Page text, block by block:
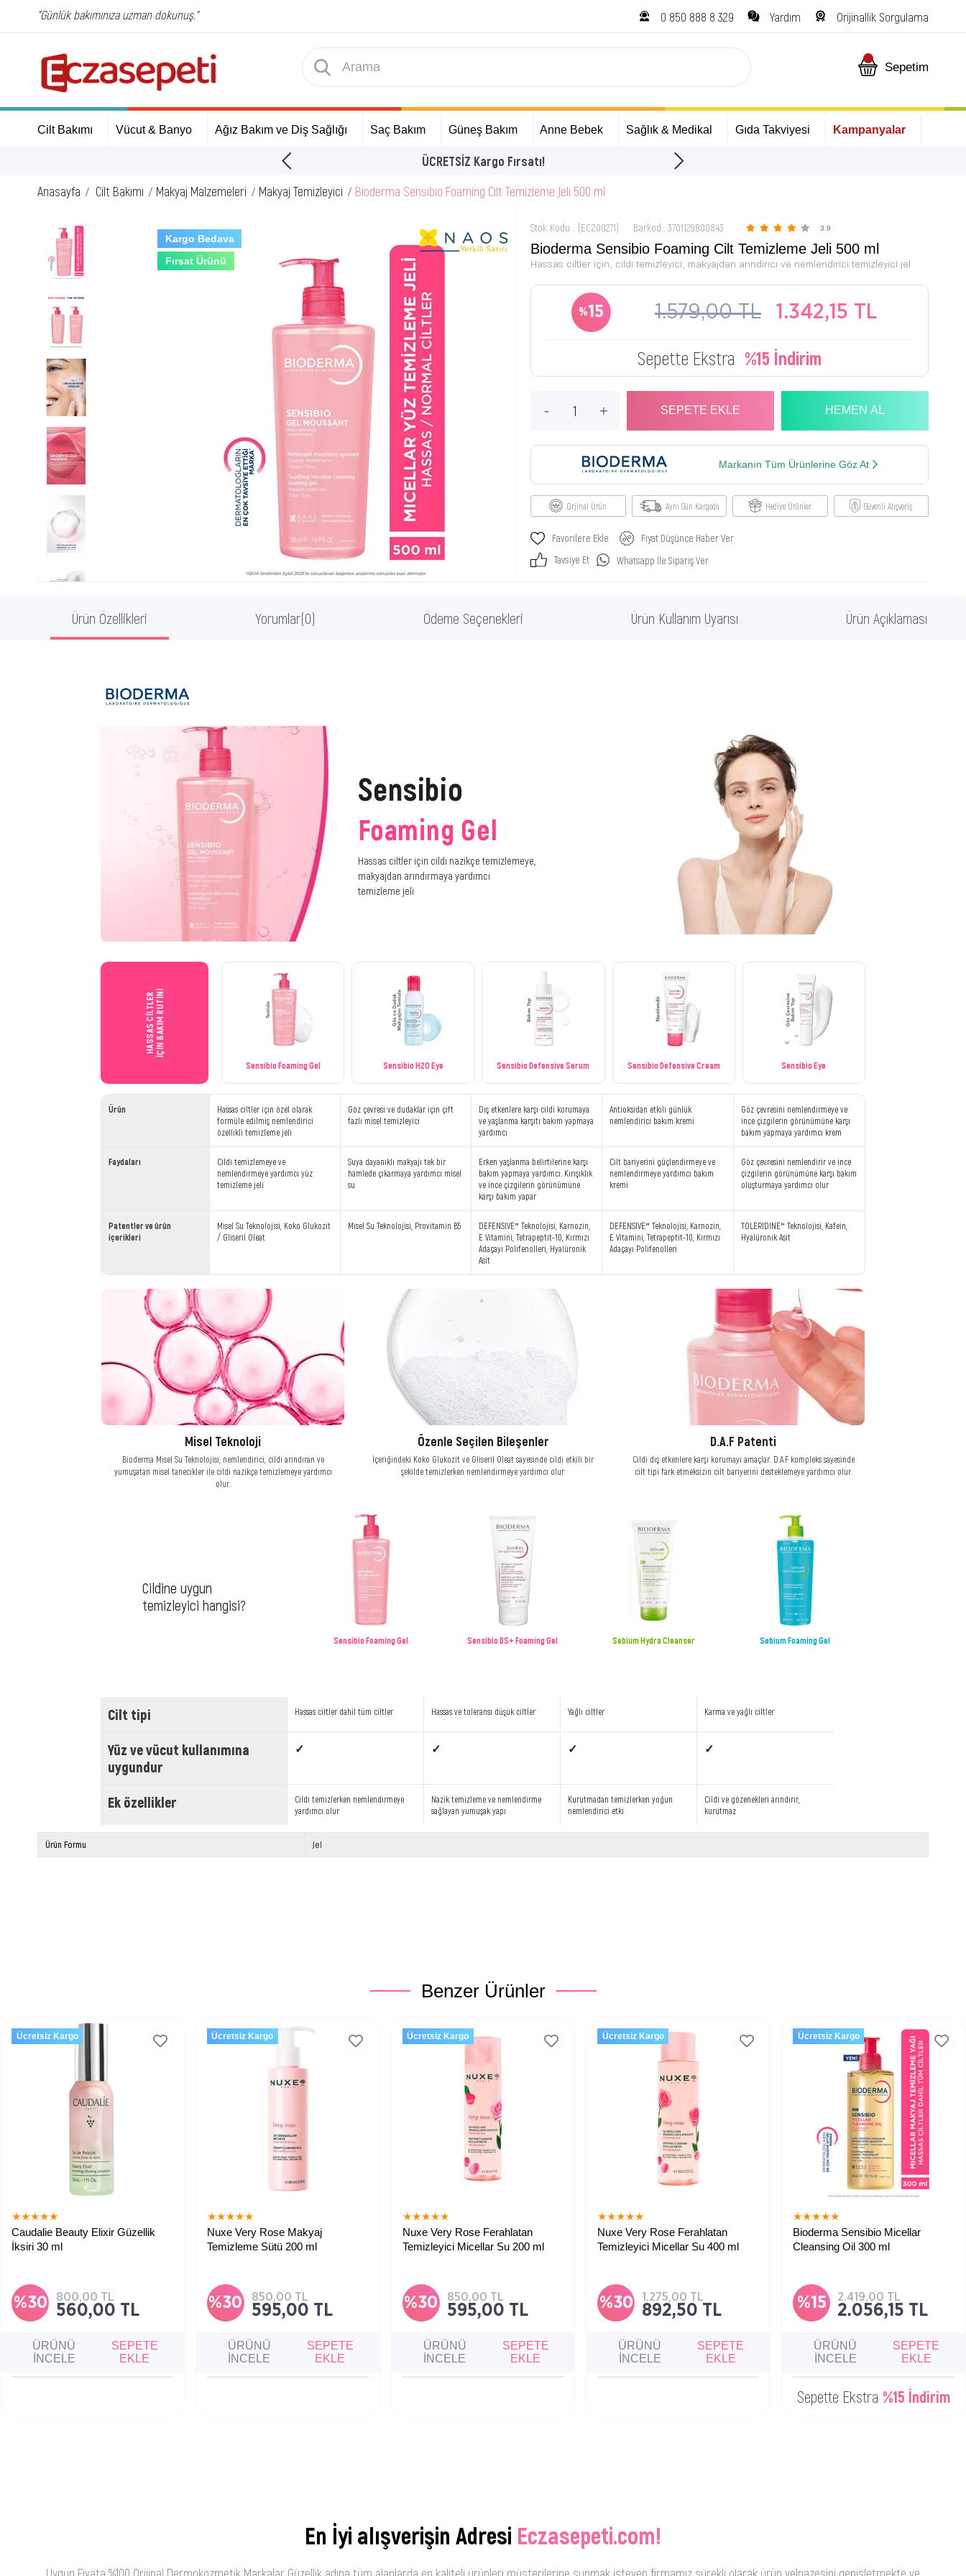
"Günlük bakımınıza uzman dokunuş." 0 850 888 8 329 Yardım Orijinallik Sorgulama
Sepetim
Cilt Bakımı Vücut & Banyo Ağız Bakım ve Diş Sağlığı Saç Bakım Güneş Bakım Anne Bebek Sağlık & Medikal Gıda Takviyesi Kampanyalar
İlk Alışverişinize Özel Hediyeler
Anasayfa
Cilt Bakımı Makyaj Malzemeleri Makyaj Temizleyici Bioderma Sensibio Foaming Cilt Temizleme Jeli 500 ml
Kargo Bedava
Fırsat Ürünü
Stok Kodu (ECZ00271) Barkod : 3701129800843 3.9
Bioderma Sensibio Foaming Cilt Temizleme Jeli 500 ml
Hassas ciltler için, cildi temizleyici, makyajdan arındırıcı ve nemlendirici temizleyici jel
15 1.579,00 TL 1.342,15 TL
Sepette Ekstra %15 İndirim
Markanın Tüm Ürünlerine Göz At
Orjinal Ürün Aynı Gün Kargoda Hediye Ürünler Güvenli Alışveriş
Favorilere Ekle
Fiyat Düşünce Haber Ver
Tavsiye Et
Whatsapp İle Sipariş Ver
Ürün Özellikleri Yorumlar(0) Ödeme Seçenekleri Ürün Kullanım Uyarısı Ürün Açıklaması
Sensibio
Foaming Gel
Hassas ciltler için cildi nazikçe temizlemeye,
makyajdan arındırmaya yardımcı
temizleme jeli
HASSAS CİLTLERİÇİN BAKIM RUTİNİ
Sensibio Foaming Gel Sensibio H2O Eye Sensibio Defensive Serum Sensibio Defensive Cream Sensibio Eye
Ürün
Hassas ciltler için özel olarak
formüle edilmiş nemlendirici
özellikli temizleme jeli
Göz çevresi ve dudaklar için çift
fazlı misel temizleyici
Dış etkenlere karşı cildi korumaya
ve yaşlanma karşıtı bakım yapmaya
yardımcı
Antioksidan etkili günlük
nemlendirici bakım kremi
Göz çevresini nemlendirmeye ve
ince çizgilerin görünümüne karşı
bakım yapmaya yardımcı krem
Faydaları
Cildi temizlemeye ve
nemlendirmeye yardımcı yüz
temizleme jeli
Suya dayanıklı makyajı tek bir
hamlede çıkarmaya yardımcı misel
su
Erken yaşlanma belirtilerine karşı
bakım yapmaya yardımcı. Kırışıklık
ve ince çizgilerin görünümüne
karşı bakım yapar
Cilt bariyerini güçlendirmeye ve
nemlendirmeye yardımcı bakım
kremi
Göz çevresini nemlendirir ve ince
çizgilerin görünümüne karşı bakım
oluşturmaya yardımcı olur
Patentler ve ürün
içerikleri
Misel Su Teknolojisi, Koko Glukozit
/ Gliseril Oleat
Misel Su Teknolojisi, Provitamin B5
DEFENSIVE™ Teknolojisi, Karnozin,
E Vitamini, Tetrapeptit-10, Kırmızı
Adaçayı Polifenolleri, Hyalüronik
Asit
DEFENSIVE™ Teknolojisi, Karnozin,
E Vitamini, Tetrapeptit-10, Kırmızı
Adaçayı Polifenolleri
TOLERIDINE™ Teknolojisi, Kafein,
Hyalüronik Asit
Misel Teknoloji
Bioderma Misel Su Teknolojisi; nemlendirici, cildi arındıran ve
yumuşatan misel tanecikler ile cildi nazikçe temizlemeye yardımcı
olur.
Özenle Seçilen Bileşenler
İçeriğindeki Koko Glukozit ve Gliseril Oleat sayesinde cildi etkili bir
şekilde temizlerken nemlendirmeye yardımcı olur.
D.A.F Patenti
Cildi dış etkenlere karşı korumayı amaçlar. D.A.F kompleks sayesinde
cilt tipi fark etmeksizin cilt bariyerini desteklemeye yardımcı olur.
Cildine uygun
temizleyici hangisi?
Sensibio Foaming Gel Sensibio DS+ Foaming Gel Sebium Hydra Cleanser Sebium Foaming Gel
Cilt tipi Hassas ciltler dahil tüm ciltler Hassas ve toleransı düşük ciltler Yağlı ciltler Karma ve yağlı ciltler
Yüz ve vücut kullanımına
uygundur
✓ ✓ ✓ ✓
Ek özellikler
Cildi temizlerken nemlendirmeye
yardımcı olur
Nazik temizleme ve nemlendirme
sağlayan yumuşak yapı
Kurutmadan temizlerken yoğun
nemlendirici etki
Cildi ve gözenekleri arındırır,
kurutmaz
Ürün Formu Jel
Benzer Ürünler
★★★★★
Caudalie Beauty Elixir Güzellik
İksiri 30 ml
%30 560,00 TL
800,00 TL
Ücretsiz Kargo
ÜRÜNÜ
İNCELE
SEPETE
EKLE
★★★★★
Nuxe Very Rose Makyaj
Temizleme Sütü 200 ml
%30 595,00 TL
850,00 TL
Ücretsiz Kargo
ÜRÜNÜ
İNCELE
SEPETE
EKLE
★★★★★
Nuxe Very Rose Ferahlatan
Temizleyici Micellar Su 200 ml
için ferahlatıcı bir bakım sunar.
%30 595,00 TL
850,00 TL
Ücretsiz Kargo
ÜRÜNÜ
İNCELE
SEPETE
EKLE
★★★★★
Nuxe Very Rose Ferahlatan
Temizleyici Micellar Su 400 ml
için ferahlatıcı bir bakım sunar.
%30 892,50 TL
1.275,00 TL
Ücretsiz Kargo
ÜRÜNÜ
İNCELE
SEPETE
EKLE
★★★★★
Bioderma Sensibio Micellar
Cleansing Oil 300 ml
misel temizleme yağıdır.
%15 2.056,15 TL
2.419,00 TL
Sepette Ekstra %15 İndirim
Ücretsiz Kargo
ÜRÜNÜ
İNCELE
SEPETE
EKLE
En İyi alışverişin Adresi Eczasepeti.com!